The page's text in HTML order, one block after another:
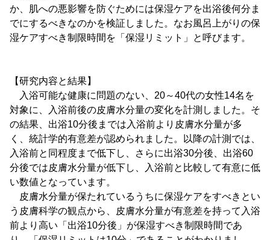
か、肌への悪影響を防ぐためには保湿ケアを出浴後何分ま
でにするべきなのかを検証しました。なお風呂上がりの保
湿ケアすべき制限時間を「保湿リミット」と呼びます。
【研究内容と結果】
入浴可能な健康に問題のない、20～40代の女性14名を
対象に、入浴前後の皮膚水分量の変化を計測しました。そ
の結果、出浴10分後までは入浴前より皮膚水分量が多
く、統計学的有意差が認められました。以降の計測では、
入浴前と同程度まで低下し、さらに出浴30分後、出浴60
分後では皮膚水分量が低下し、入浴前と比較して有意に低
い数値となっています。
皮膚水分量が保たれているうちに保湿ケアをすべきとい
う皮膚科学の観点から、皮膚水分量が有意差を持って入浴
前より高い「出浴10分後」が保湿すべき制限時間であ